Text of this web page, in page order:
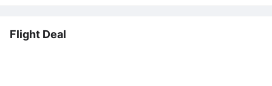
Flight Deal